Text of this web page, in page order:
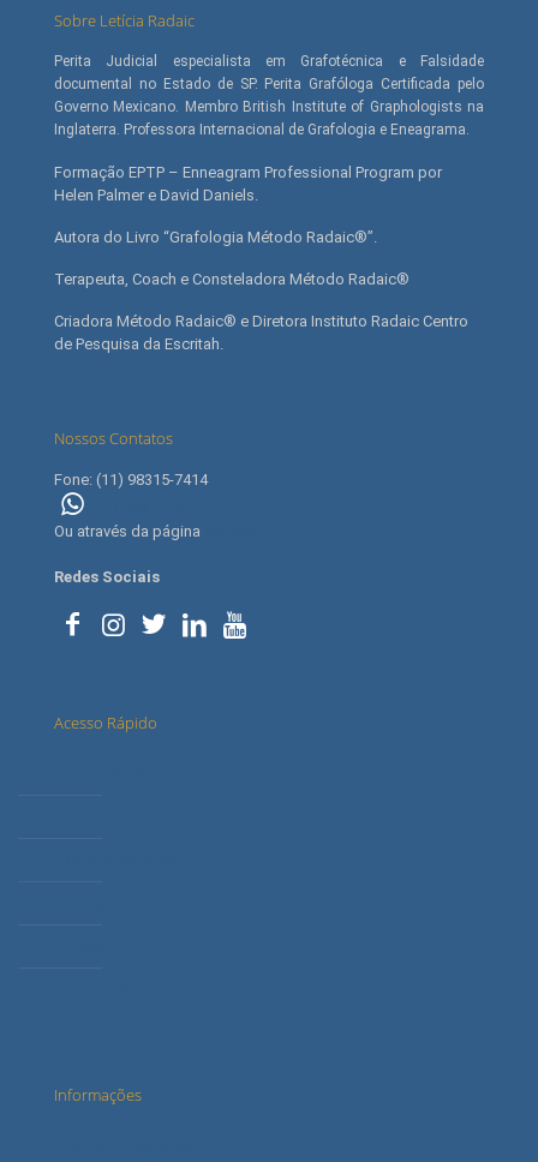
Sobre Letícia Radaic
Perita Judicial especialista em Grafotécnica e Falsidade
documental no Estado de SP. Perita Grafóloga Certificada pelo
Governo Mexicano. Membro British Institute of Graphologists na
Inglaterra. Professora Internacional de Grafologia e Eneagrama.
Formação EPTP – Enneagram Professional Program por
Helen Palmer e David Daniels.
Autora do Livro “Grafologia Método Radaic®”.
Terapeuta, Coach e Consteladora Método Radaic®
Criadora Método Radaic® e Diretora Instituto Radaic Centro
de Pesquisa da Escritah.
Nossos Contatos
Fone: (11) 98315-7414
Ou através da página
Redes Sociais
Acesso Rápido
Informações